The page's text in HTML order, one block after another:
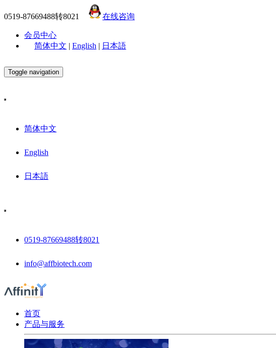
0519-87669488转8021 在线咨询
会员中心
简体中文 | English | 日本語
Toggle navigation
简体中文
English
日本語
0519-87669488转8021
info@affbiotech.com
首页
产品与服务